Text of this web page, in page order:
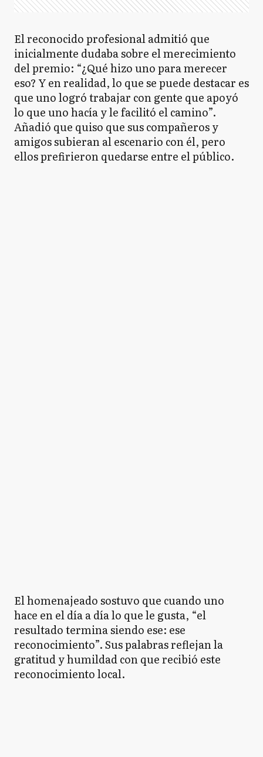
El reconocido profesional admitió que
inicialmente dudaba sobre el merecimiento
del premio: “¿Qué hizo uno para merecer
eso? Y en realidad, lo que se puede destacar es
que uno logró trabajar con gente que apoyó
lo que uno hacía y le facilitó el camino”.
Añadió que quiso que sus compañeros y
amigos subieran al escenario con él, pero
ellos prefirieron quedarse entre el público.
El homenajeado sostuvo que cuando uno
hace en el día a día lo que le gusta, “el
resultado termina siendo ese: ese
reconocimiento”. Sus palabras reflejan la
gratitud y humildad con que recibió este
reconocimiento local.